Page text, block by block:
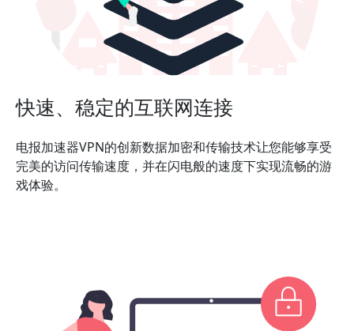
快速、稳定的互联网连接
电报加速器VPN的创新数据加密和传输技术让您能够享受
完美的访问传输速度，并在闪电般的速度下实现流畅的游
戏体验。